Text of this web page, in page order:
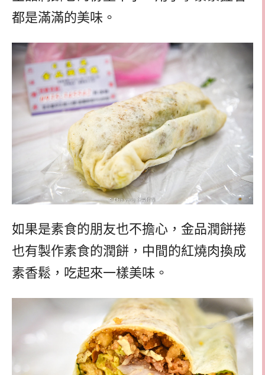
都是滿滿的美味。
如果是素食的朋友也不擔心，金品潤餅捲
也有製作素食的潤餅，中間的紅燒肉換成
素香鬆，吃起來一樣美味。